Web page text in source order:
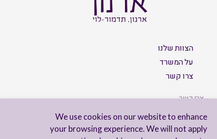
We use cookies on our website to enhance
your browsing experience. We will not apply
הצוות שלנו
על המשרד
צרו קשר
צרו קשר